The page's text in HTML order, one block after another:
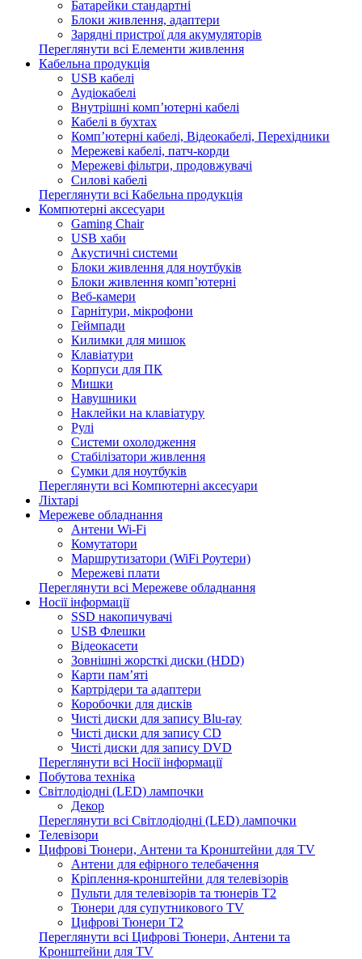
Батарейки стандартні
Блоки живлення, адаптери
Зарядні пристрої для акумуляторів
Переглянути всі Елементи живлення
Кабельна продукція
USB кабелі
Аудіокабелі
Внутрішні комп’ютерні кабелі
Кабелі в бухтах
Комп’ютерні кабелі, Відеокабелі, Перехідники
Мережеві кабелі, патч-корди
Мережеві фільтри, продовжувачі
Силові кабелі
Переглянути всі Кабельна продукція
Компютерні аксесуари
Gaming Chair
USB хаби
Акустичні системи
Блоки живлення для ноутбуків
Блоки живлення комп’ютерні
Веб-камери
Гарнітури, мікрофони
Геймпади
Килимки для мишок
Клавіатури
Корпуси для ПК
Мишки
Навушники
Наклейки на клавіатуру
Рулі
Системи охолодження
Стабілізатори живлення
Сумки для ноутбуків
Переглянути всі Компютерні аксесуари
Ліхтарі
Мережеве обладнання
Антени Wi-Fi
Комутатори
Маршрутизатори (WiFi Роутери)
Мережеві плати
Переглянути всі Мережеве обладнання
Носії інформації
SSD накопичувачі
USB Флешки
Відеокасети
Зовнішні жорсткі диски (HDD)
Карти пам’яті
Картрідери та адаптери
Коробочки для дисків
Чисті диски для запису Blu-ray
Чисті диски для запису CD
Чисті диски для запису DVD
Переглянути всі Носії інформації
Побутова техніка
Світлодіодні (LED) лампочки
Декор
Переглянути всі Світлодіодні (LED) лампочки
Телевізори
Цифрові Тюнери, Антени та Кронштейни для TV
Антени для ефірного телебачення
Кріплення-кронштейни для телевізорів
Пульти для телевізорів та тюнерів T2
Тюнери для супутникового TV
Цифрові Тюнери T2
Переглянути всі Цифрові Тюнери, Антени та
Кронштейни для TV